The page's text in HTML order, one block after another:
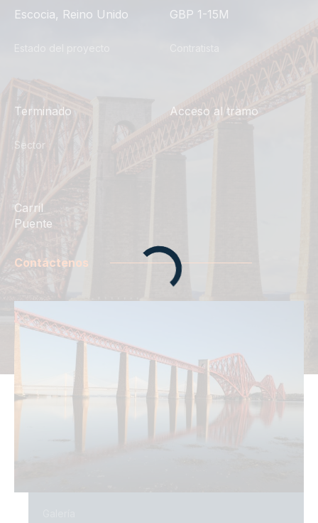
Escocia, Reino Unido GBP 1-15M
Terminado Acceso al tramo
Sector
Carril
Puente
Contáctenos